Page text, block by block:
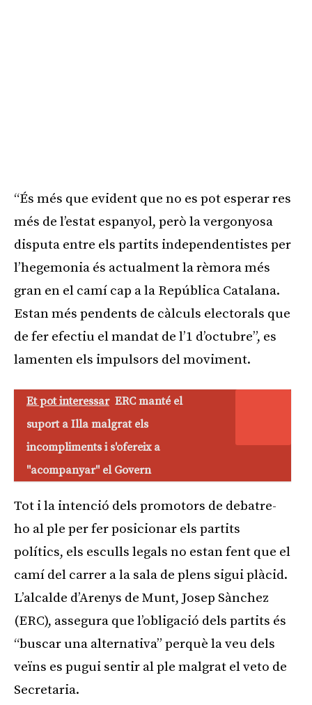
“És més que evident que no es pot esperar res
més de l’estat espanyol, però la vergonyosa
disputa entre els partits independentistes per
l’hegemonia és actualment la rèmora més
gran en el camí cap a la República Catalana.
Estan més pendents de càlculs electorals que
de fer efectiu el mandat de l’1 d’octubre”, es
lamenten els impulsors del moviment.
Et pot interessar ERC manté el
suport a Illa malgrat els
incompliments i s'ofereix a
"acompanyar" el Govern
Tot i la intenció dels promotors de debatre-
ho al ple per fer posicionar els partits
polítics, els esculls legals no estan fent que el
camí del carrer a la sala de plens sigui plàcid.
L’alcalde d’Arenys de Munt, Josep Sànchez
(ERC), assegura que l’obligació dels partits és
“buscar una alternativa” perquè la veu dels
veïns es pugui sentir al ple malgrat el veto de
Secretaria.